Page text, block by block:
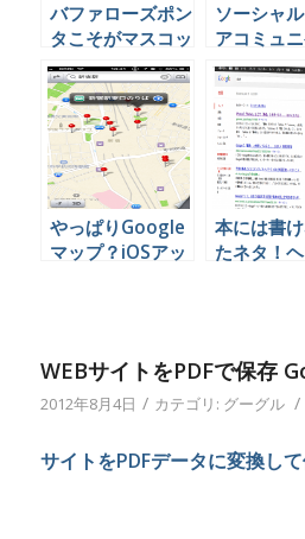
バファローズポン
タこそがマスコッ
トキャラの鏡であ
ることをTwitter
で証明している
ソーシャ
アコミュ
ョンの代
できる会
にほとんど
しい。
やっぱりGoogle
マップ？iOSアッ
本には書
たネタ！
WEBサイトをPDFで保存
2012年8月4日 / カテゴリ: グーグル /
サイトをPDFデータに変換し